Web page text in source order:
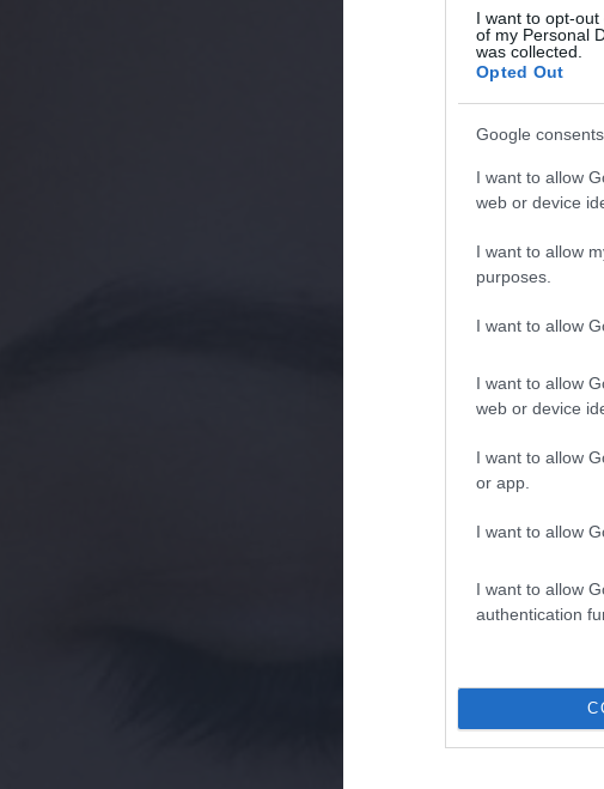
I want to opt-
of my Personal
was collected.
Opted Out
Google consents
I want to allow
web or device
I want to allow
purposes.
I want to allow
I want to allow
web or device
I want to allow
or app.
I want to allow
I want to allow
authentication